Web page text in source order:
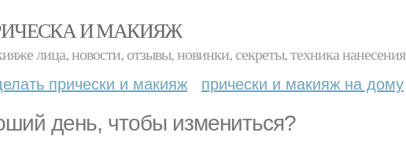
И МАКИЯЖ
лица, новости, отзывы, новинки, секреты, техника нанесения
прически и макияж прически и макияж на дому
день, чтобы измениться?